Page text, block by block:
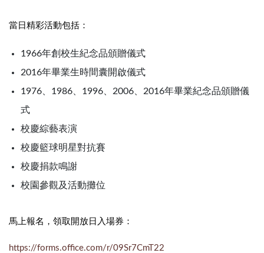
當日精彩活動包括：
1966年創校生紀念品頒贈儀式
2016年畢業生時間囊開啟儀式
1976、1986、1996、2006、2016年畢業紀念品頒贈儀
式
校慶綜藝表演
校慶籃球明星對抗賽
校慶捐款鳴謝
校園參觀及活動攤位
馬上報名，領取開放日入場券：
https://forms.office.com/r/09Sr7CmT22